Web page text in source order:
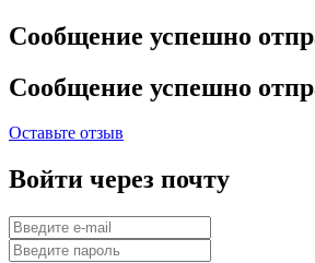
Сообщение успешно
Сообщение успешно
Оставьте отзыв
Войти через почту